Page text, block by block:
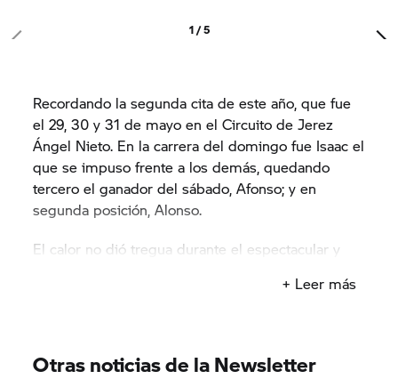
vueltas para adelantarle y defender su posición
interés a la carrera.
Por su parte, Afonso Vivas protagonizó una de las
remontadas del fin de semana. Tras un error en la
curva 1, se fue recto y cayó hasta las últimas
posiciones, pero no bajó los brazos. Desde ahí
inició una gran remontada que le llevó hasta la
sexta posición, salvando un resultado muy valioso
Portimão (Portugal) 8-9 agosto, un circuito muy
1 / 5
Recordando la segunda cita de este año, que fue
el 29, 30 y 31 de mayo en el Circuito de Jerez
Ángel Nieto. En la carrera del domingo fue Isaac el
que se impuso frente a los demás, quedando
tercero el ganador del sábado, Afonso; y en
segunda posición, Alonso.
El calor no dió tregua durante el espectacular y
+ Leer más
Otras noticias de la Newsletter